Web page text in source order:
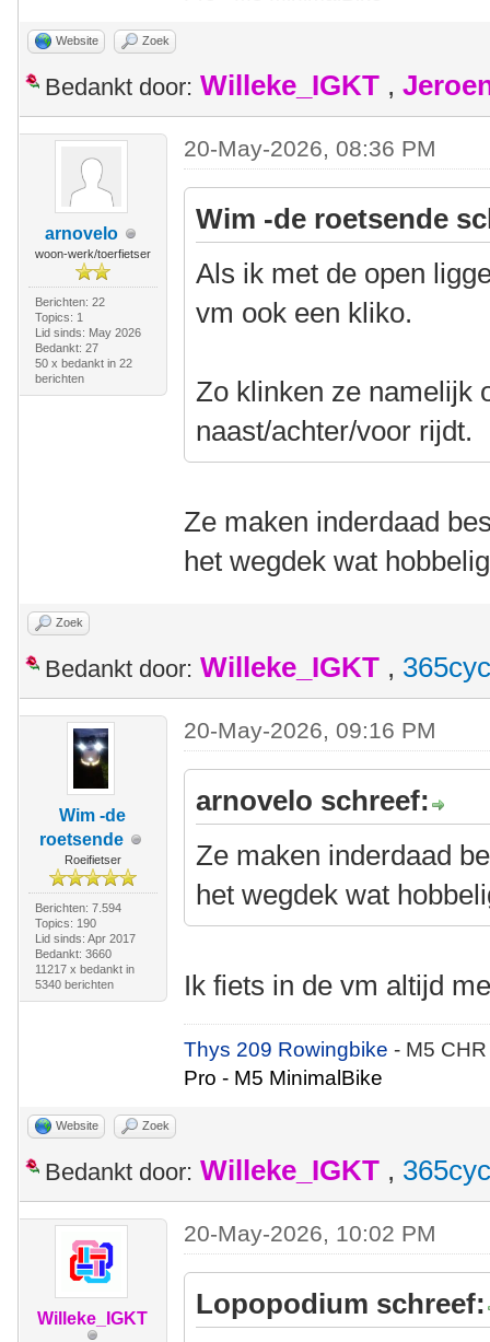
Website Zoek
Bedankt door: Willeke_IGKT ,
arnovelo
woon-werk/toerfietser
Berichten: 22
Topics: 1
Lid sinds: May 2026
Bedankt: 27
50 x bedankt in 22
berichten
20-May-2026, 08:36 PM
Wim -de roetsende
Als ik met de open
vm ook een kliko.
Zo klinken ze namelijk
naast/achter/voor rijdt.
Ze maken inderdaad
het wegdek wat
Zoek
Bedankt door: Willeke_IGKT ,
Wim -de
roetsende
Roeifietser
Berichten: 7.594
Topics: 190
Lid sinds: Apr 2017
Bedankt: 3660
11217 x bedankt in
5340 berichten
20-May-2026, 09:16 PM
arnovelo schreef:
Ze maken inderdaad
het wegdek wat
Ik fiets in de vm altijd
Thys 209 Rowingbike- M5
Pro - M5 MinimalBike
Website Zoek
Bedankt door: Willeke_IGKT ,
Willeke_IGKT
20-May-2026, 10:02 PM
Lopopodium schreef: